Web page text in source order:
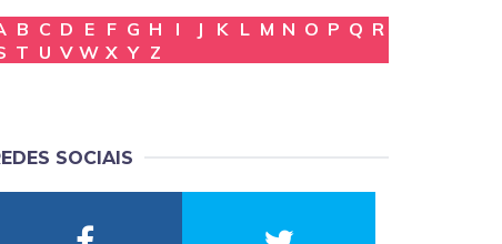
B C D E F G H I J K L M N O P Q R
T U V W X Y Z
SOCIAIS